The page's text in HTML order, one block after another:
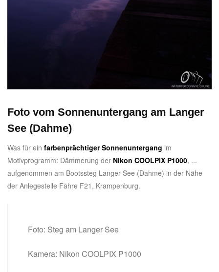
Foto vom Sonnenuntergang am Langer
See (Dahme)
Was für ein farbenprächtiger Sonnenuntergang im
Motivprogramm: Dämmerung der Nikon COOLPIX P1000, ...
aufgenommen am Bootssteg Langer See (Dahme) in der Nähe
der Anlegestelle Fähre F21, Krampenburg.
Foto: Steg am Langer See
Kamera: Nikon COOLPIX P1000